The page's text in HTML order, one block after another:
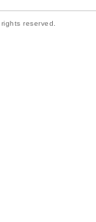
reserved.